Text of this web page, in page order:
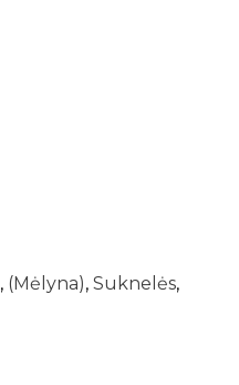
, (Mėlyna), Suknelės,